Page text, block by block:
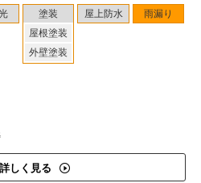
塗装
屋根塗装
外壁塗装
屋上防水 雨漏り
しく見る